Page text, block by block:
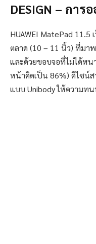
DESIGN – การ
HUAWEI MatePad
ตลาด (10 – 11 นิ้ว) ที่มา
และด้วยขอบจอที่ไม่ได้ห
หน้าคิดเป็น 86%) ดีไซน์ส
แบบ Unibody ให้ความท